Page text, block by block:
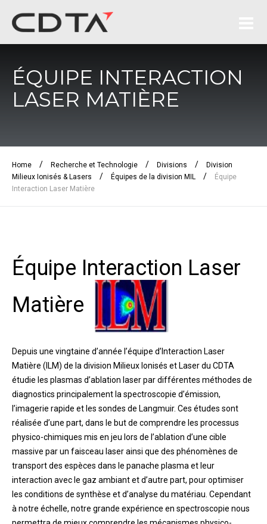
ÉQUIPE INTERACTION
LASER MATIÈRE
Home / Recherche et Technologie / Divisions /
Division
Milieux Ionisés & Lasers
/ Équipes de la division MIL /
Équipe
Interaction Laser Matière
Équipe Interaction Laser
Matière
Depuis une vingtaine d’année l’équipe d’Interaction Laser
Matière (ILM) de la division Milieux Ionisés et Laser du CDTA
étudie les plasmas d’ablation laser par différentes méthodes de
diagnostics principalement la spectroscopie d’émission,
l’imagerie rapide et les sondes de Langmuir. Ces études sont
réalisée d’une part, dans le but de comprendre les processus
physico-chimiques mis en jeu lors de l’ablation d’une cible
massive par un faisceau laser ainsi que des phénomènes de
transport des espèces dans le panache plasma et leur
interaction avec le gaz ambiant et d’autre part, pour optimiser
les conditions de synthèse et d’analyse du matériau. Cependant
à notre échelle, notre grande expérience en spectroscopie nous